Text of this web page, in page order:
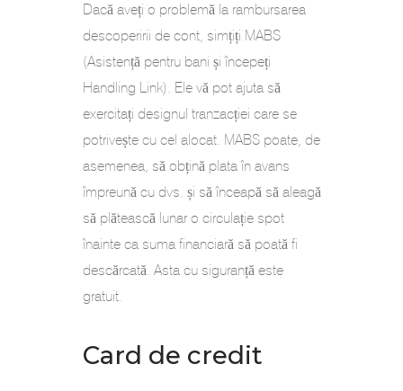
Dacă aveți o problemă la rambursarea
descoperirii de cont, simțiți MABS
(Asistență pentru bani și începeți
Handling Link). Ele vă pot ajuta să
exercitați designul tranzacției care se
potrivește cu cel alocat. MABS poate, de
asemenea, să obțină plata în avans
împreună cu dvs. și să înceapă să aleagă
să plătească lunar o circulație spot
înainte ca suma financiară să poată fi
descărcată. Asta cu siguranță este
gratuit.
Card de credit